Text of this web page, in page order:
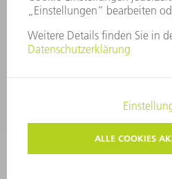
COPYRIGHT UND MARKENZEICHEN
AGB